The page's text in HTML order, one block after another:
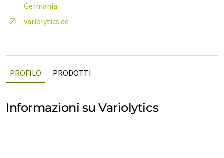
Germania
variolytics.de
PROFILO PRODOTTI
Informazioni su Variolytics